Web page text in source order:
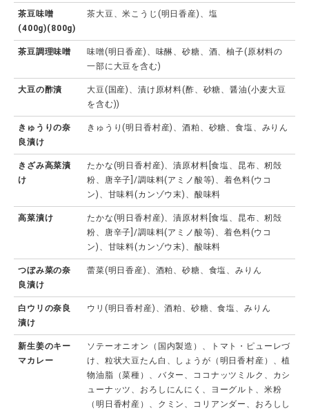
茶豆味噌
(400g)(800g)
茶大豆、米こうじ(明日香産)、塩
茶豆調理味噌
味噌(明日香産)、味醂、砂糖、酒、柚子(原材料の
一部に大豆を含む)
大豆の酢漬
大豆(国産)、漬け原材料(酢、砂糖、醤油(小麦大豆
を含む))
きゅうりの奈
良漬け
きゅうり(明日香村産)、酒粕、砂糖、食塩、みりん
きざみ高菜漬
け
たかな(明日香村産)、漬原材料[食塩、昆布、籾殻
粉、唐辛子]/調味料(アミノ酸等)、着色料(ウコ
ン)、甘味料(カンゾウ末)、酸味料
高菜漬け
たかな(明日香村産)、漬原材料[食塩、昆布、籾殻
粉、唐辛子]/調味料(アミノ酸等)、着色料(ウコ
ン)、甘味料(カンゾウ末)、酸味料
つぼみ菜の奈
良漬け
蕾菜(明日香産)、酒粕、砂糖、食塩、みりん
白ウリの奈良
漬け
ウリ(明日香村産)、酒粕、砂糖、食塩、みりん
新生姜のキー
マカレー
ソテーオニオン（国内製造）、トマト・ピューレづ
け、粒状大豆たん白、しょうが（明日香村産）、植
物油脂（菜種）、バター、ココナッツミルク、カシ
ューナッツ、おろしにんにく、ヨーグルト、米粉
（明日香村産）、クミン、コリアンダー、おろしし